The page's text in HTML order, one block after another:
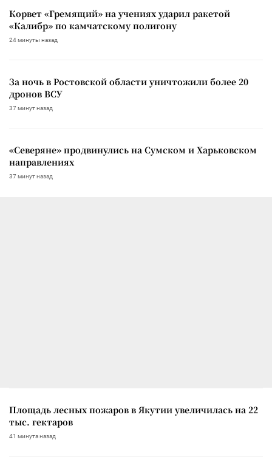
Корвет «Гремящий» на учениях ударил ракетой
«Калибр» по камчатскому полигону
24 минуты назад
За ночь в Ростовской области уничтожили более 20
дронов ВСУ
37 минут назад
«Северяне» продвинулись на Сумском и Харьковском
направлениях
37 минут назад
Площадь лесных пожаров в Якутии увеличилась на 22
тыс. гектаров
41 минута назад